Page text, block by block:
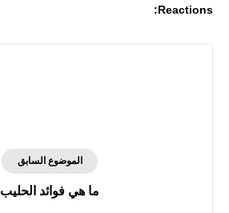
Reactions:
الموضوع السابق
ما هي فوائد الحليب